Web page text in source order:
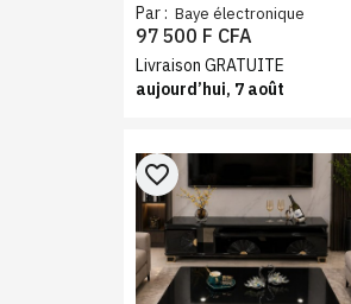
Par : Baye électronique
97 500 F CFA
Livraison GRATUITE
aujourd’hui, 7 août
favorite_border